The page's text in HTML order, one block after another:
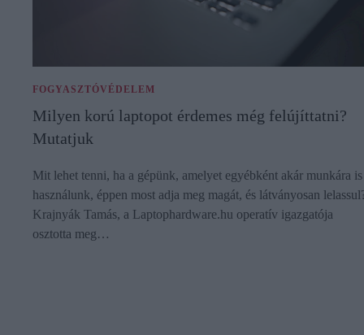
FOGYASZTÓVÉDELEM
Milyen korú laptopot érdemes még felújíttatni?
Mutatjuk
Mit lehet tenni, ha a gépünk, amelyet egyébként akár munkára is
használunk, éppen most adja meg magát, és látványosan
Krajnyák Tamás, a Laptophardware.hu operatív igazgatója
osztotta meg…